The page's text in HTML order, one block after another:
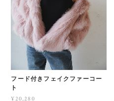
フード付きフェイクファーコー
ト
¥20,280